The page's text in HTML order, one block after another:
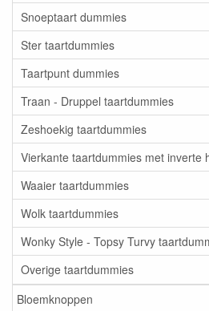
Snoeptaart dummies
Ster taartdummies
Taartpunt dummies
Traan - Druppel taartdummies
Zeshoekig taartdummies
Vierkante taartdummies met inverte
Waaier taartdummies
Wolk taartdummies
Wonky Style - Topsy Turvy
Overige taartdummies
Bloemknoppen